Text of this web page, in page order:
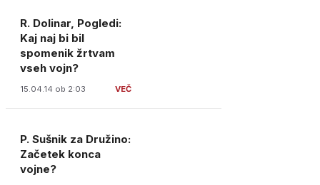
R. Dolinar, Pogledi:
Kaj naj bi bil
spomenik žrtvam
vseh vojn?
15.04.14 ob 2:03
P. Sušnik za Družino:
Začetek konca
vojne?